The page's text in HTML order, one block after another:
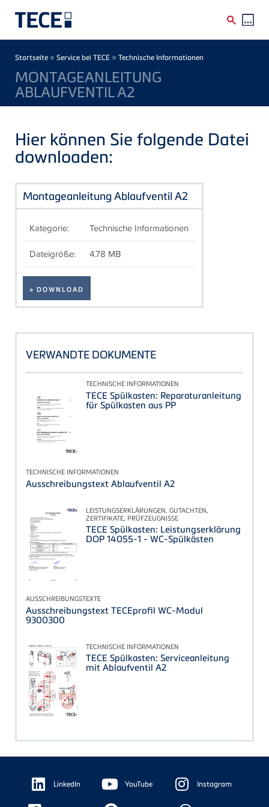
Breadcrumb
Startseite » Service bei TECE » Technische Informationen
MONTAGEANLEITUNG
ABLAUFVENTIL A2
Hier können Sie folgende Datei
downloaden:
Montageanleitung Ablaufventil A2
Kategorie: Technische Informationen
Dateigröße: 4.78 MB
» DOWNLOAD
VERWANDTE DOKUMENTE
TECHNISCHE INFORMATIONEN
TECE Spülkasten: Reparaturanleitung
für Spülkasten aus PP
TECHNISCHE INFORMATIONEN
Ausschreibungstext Ablaufventil A2
LEISTUNGSERKLÄRUNGEN, GUTACHTEN,
ZERTIFIKATE, PRÜFZEUGNISSE
TECE Spülkasten: Leistungserklärung
DOP 14055-1 - WC-Spülkästen
AUSSCHREIBUNGSTEXTE
Ausschreibungstext TECEprofil WC-Modul
9300300
TECHNISCHE INFORMATIONEN
TECE Spülkasten: Serviceanleitung
mit Ablaufventil A2
Floating
Sidebar LinkedIn YouTube Instagram